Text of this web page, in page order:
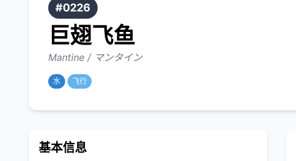
#0226
巨翅飞鱼
Mantine / マンタイン
水 飞行
基本信息